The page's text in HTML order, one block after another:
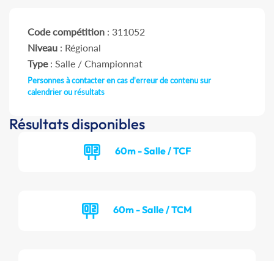
Code compétition : 311052
Niveau : Régional
Type: Salle / Championnat
Personnes à contacter en cas d'erreur de contenu sur
calendrier ou résultats
Résultats disponibles
60m - Salle / TCF
60m - Salle / TCM